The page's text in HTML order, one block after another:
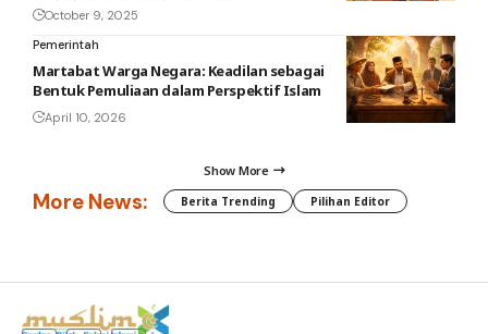
October 9, 2025
Pemerintah
Martabat Warga Negara: Keadilan sebagai
Bentuk Pemuliaan dalam Perspektif Islam
April 10, 2026
Show More
More News: Berita Trending Pilihan Editor